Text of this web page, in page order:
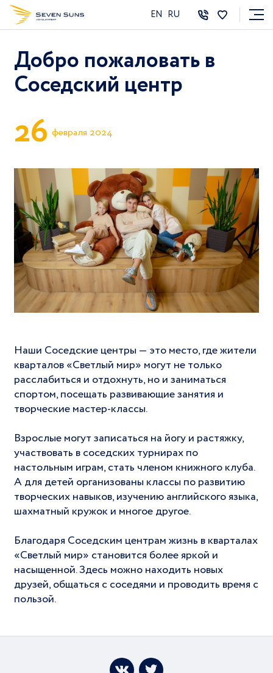
EN RU
Добро пожаловать в
Соседский центр
26 февраля 2024
Наши Соседские центры — это место, где жители
кварталов «Светлый мир» могут не только
расслабиться и отдохнуть, но и заниматься
спортом, посещать развивающие занятия и
творческие мастер-классы.
Взрослые могут записаться на йогу и растяжку,
участвовать в соседских турнирах по
настольным играм, стать членом книжного клуба.
А для детей организованы классы по развитию
творческих навыков, изучению английского языка,
шахматный кружок и многое другое.
Благодаря Соседским центрам жизнь в кварталах
«Светлый мир» становится более яркой и
насыщенной. Здесь можно находить новых
друзей, общаться с соседями и проводить время с
пользой.